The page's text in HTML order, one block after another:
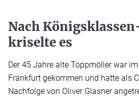
Nach
kriselte es
Der 45 Jahre alte Toppmöller war
Frankfurt gekommen und hatte als
Nachfolge von Oliver Glasner